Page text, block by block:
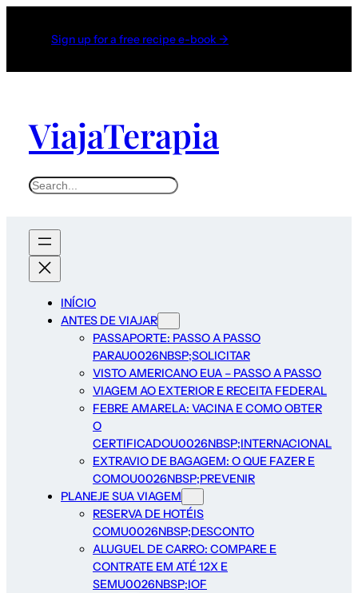
Sign up for a free recipe e-book →
ViajaTerapia
INÍCIO
ANTES DE VIAJAR
PASSAPORTE: PASSO A PASSO
PARAU0026NBSP;SOLICITAR
VISTO AMERICANO EUA – PASSO A PASSO
VIAGEM AO EXTERIOR E RECEITA FEDERAL
FEBRE AMARELA: VACINA E COMO OBTER
O
CERTIFICADOU0026NBSP;INTERNACIONAL
EXTRAVIO DE BAGAGEM: O QUE FAZER E
COMOU0026NBSP;PREVENIR
PLANEJE SUA VIAGEM
RESERVA DE HOTÉIS
COMU0026NBSP;DESCONTO
ALUGUEL DE CARRO: COMPARE E
CONTRATE EM ATÉ 12X E
SEMU0026NBSP;IOF